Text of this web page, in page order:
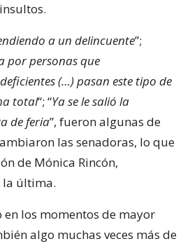
a un delincuente”;
por personas que
(…) pasan este tipo de
total“; “Ya se le salió la
de feria”, fueron algunas de
las senadoras, lo que
de Mónica Rincón,
la última.
en los momentos de mayor
algo muchas veces más de